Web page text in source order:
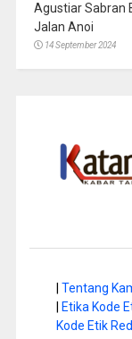
Agustiar Sabran
Jalan Anoi
14 September 2024
Tentang
Etika Kode
Kode Etik